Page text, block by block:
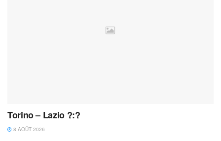
Torino – Lazio ?:?
8 AOÛT 2026